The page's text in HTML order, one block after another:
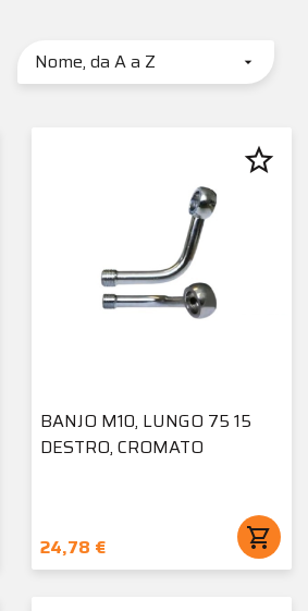
Nome, da A a Z 
BANJO M10, LUNGO 75 15
DESTRO, CROMATO
24,78 € shopping_cart
star_border